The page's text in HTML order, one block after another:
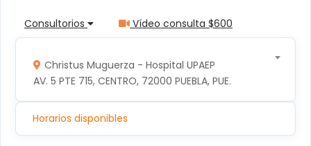
Consultorios Vídeo consulta $600
Christus Muguerza - Hospital UPAEP
AV. 5 PTE 715, CENTRO, 72000 PUEBLA, PUE.
Horarios disponibles